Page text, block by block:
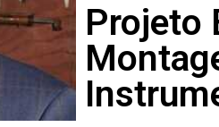
Projeto